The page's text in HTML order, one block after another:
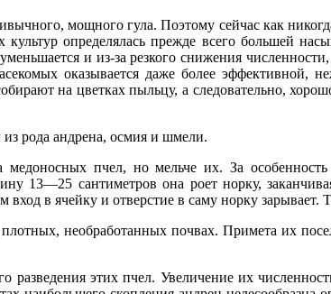
мощного гула. Поэтому сейчас как
определялась прежде всего большей
и из-за резкого снижения
оказывается даже более
на цветках пыльцу, а следовательно,
рода андрена, осмия и шмели.
пчел, но мельче их. За
13—25 сантиметров она роет норку,
в ячейку и отверстие в саму норку
необработанных почвах. Примета их
разведения этих пчел. Увеличение их